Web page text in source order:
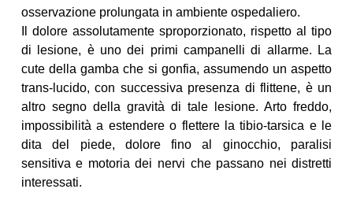
osservazione prolungata in ambiente ospedaliero.
Il dolore assolutamente sproporzionato, rispetto al tipo
di lesione, è uno dei primi campanelli di allarme. La
cute della gamba che si gonfia, assumendo un aspetto
trans-lucido, con successiva presenza di flittene, è un
altro segno della gravità di tale lesione. Arto freddo,
impossibilità a estendere o flettere la tibio-tarsica e le
dita del piede, dolore fino al ginocchio, paralisi
sensitiva e motoria dei nervi che passano nei distretti
interessati.